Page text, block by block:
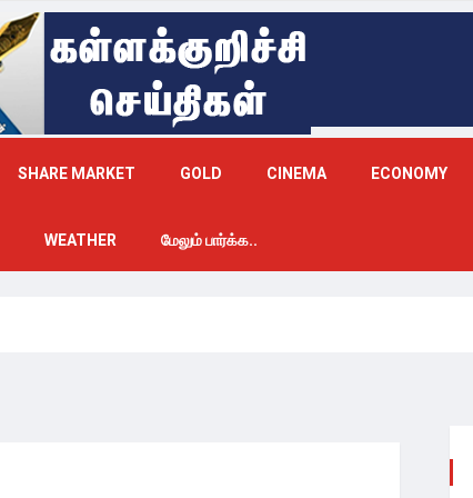
SHARE MARKET GOLD CINEMA ECONOMY
WEATHER மேலும் பார்க்க..